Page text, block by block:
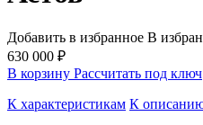
Добавить в избранное В
630 000 ₽
В корзину Рассчитать под ключ
К характеристикам К